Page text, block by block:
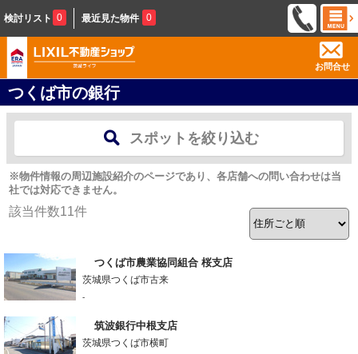
検討リスト 0 最近見た物件 0
お問合せ
つくば市の銀行
スポットを絞り込む
※物件情報の周辺施設紹介のページであり、各店舗への問い合わせは当
社では対応できません。
該当件数11件
つくば市農業協同組合 桜支店
茨城県つくば市古来
-
筑波銀行中根支店
茨城県つくば市横町